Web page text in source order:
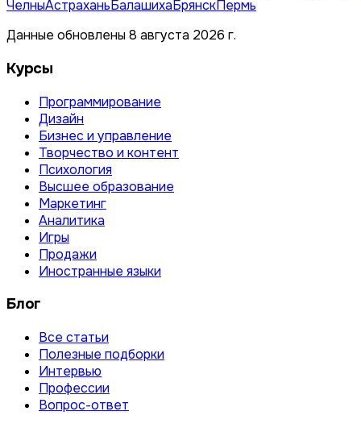
ЧелныАстраханьБалашихаБрянскПермь
Данные обновлены 8 августа 2026 г.
Курсы
Программирование
Дизайн
Бизнес и управление
Творчество и контент
Психология
Высшее образование
Маркетинг
Аналитика
Игры
Продажи
Иностранные языки
Блог
Все статьи
Полезные подборки
Интервью
Профессии
Вопрос-ответ